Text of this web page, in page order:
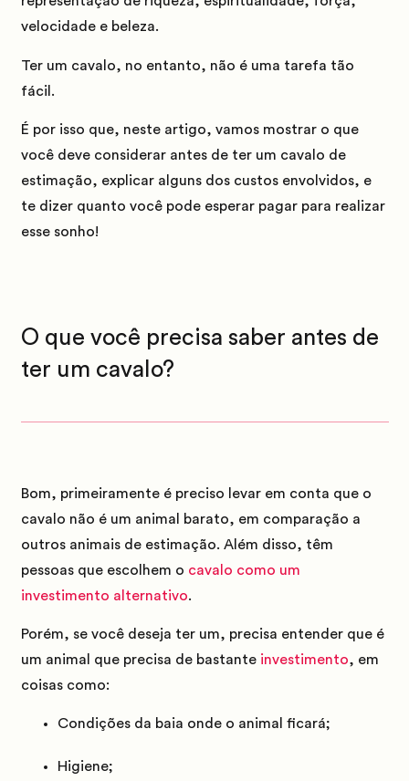
velocidade e beleza.
Ter um cavalo, no entanto, não é uma tarefa tão
fácil.
É por isso que, neste artigo, vamos mostrar o que
você deve considerar antes de ter um cavalo de
estimação, explicar alguns dos custos envolvidos, e
te dizer quanto você pode esperar pagar para realizar
esse sonho!
O que você precisa saber antes de
ter um cavalo?
Bom, primeiramente é preciso levar em conta que o
cavalo não é um animal barato, em comparação a
outros animais de estimação. Além disso, têm
pessoas que escolhem o cavalo como um
investimento alternativo.
Porém, se você deseja ter um, precisa entender que é
um animal que precisa de bastante investimento, em
coisas como:
Condições da baia onde o animal ficará;
Higiene;